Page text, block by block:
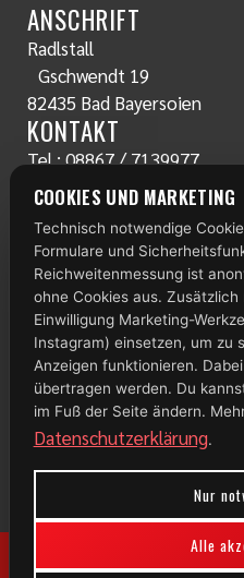
ANSCHRIFT
Radlstall
Gschwendt 19
82435 Bad Bayersoien
KONTAKT
Tel.:08867 / 7139977
www.radlstall.com
ÖFFNUNGSZEITEN
Montag: geschlossen
Di – Fr: 10:00 – 18:00 Uhr
Samstag: 09:00 – 13:00 Uhr
TOP 100
COOKIES UND MARKETING
Technisch notwendige
Formulare und
Reichweitenmessung ist
ohne Cookies aus.
Einwilligung Marketing-
Instagram) einsetzen, um zu
Anzeigen funktionieren.
übertragen werden. Du
im Fuß der Seite ändern.
Datenschutzerklärung.
Nur
Alle